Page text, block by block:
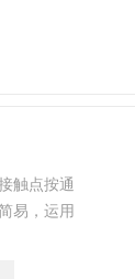
触点按通
易，运用
、电磁感